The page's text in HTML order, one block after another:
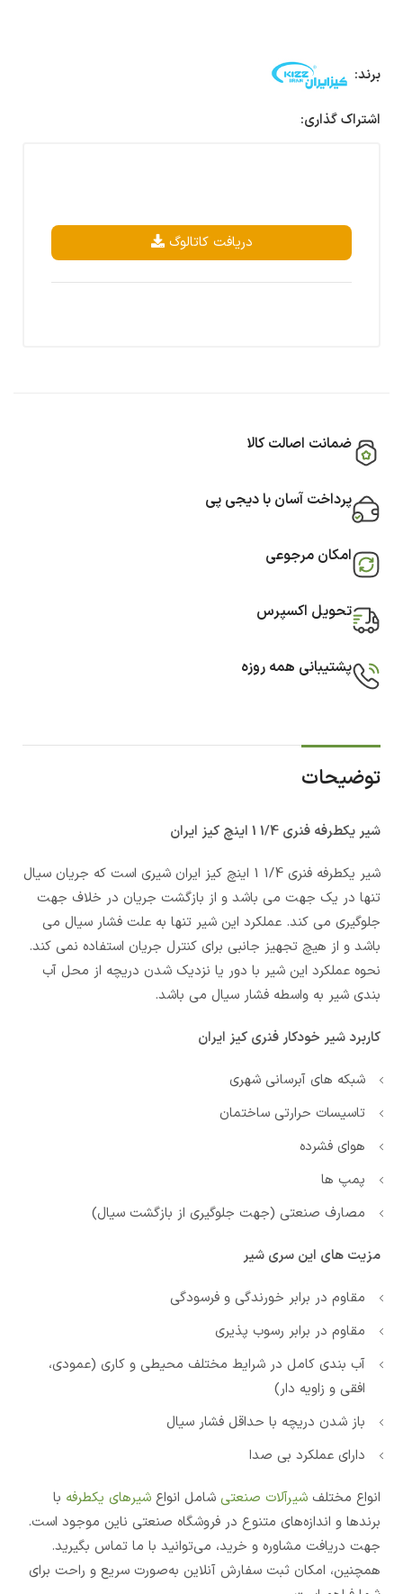
برند:
اشتراک گذاری:
دریافت کاتالوگ
ضمانت اصالت کالا
پرداخت آسان با دیجی پی
امکان مرجوعی
تحویل اکسپرس
پشتیبانی همه روزه
توضیحات
شیر یکطرفه فنری 1/4 1 اینچ کیز ایران
شیر یکطرفه فنری 1/4 1 اینچ کیز ایران شیری است که جریان سیال
تنها در یک جهت می باشد و از بازگشت جریان در خلاف جهت
جلوگیری می کند. عملکرد این شیر تنها به علت فشار سیال می
باشد و از هیچ تجهیز جانبی برای کنترل جریان استفاده نمی کند.
نحوه عملکرد این شیر با دور یا نزدیک شدن دریچه از محل آب
بندی شیر به واسطه فشار سیال می باشد.
کاربرد شیر خودکار فنری کیز ایران
شبکه های آبرسانی شهری
تاسیسات حرارتی ساختمان
هوای فشرده
پمپ ها
مصارف صنعتی (جهت جلوگیری از بازگشت سیال)
مزیت های این سری شیر
مقاوم در برابر خورندگی و فرسودگی
مقاوم در برابر رسوب پذیری
آب بندی کامل در شرایط مختلف محیطی و کاری (عمودی،
افقی و زاویه دار)
باز شدن دریچه با حداقل فشار سیال
دارای عملکرد بی صدا
انواع مختلف شیرآلات صنعتی شامل انواع شیرهای یکطرفه با
برندها و اندازه‌های متنوع در فروشگاه صنعتی ناین موجود است.
جهت دریافت مشاوره و خرید، می‌توانید با ما تماس بگیرید.
همچنین، امکان ثبت سفارش آنلاین به‌صورت سریع و راحت برای